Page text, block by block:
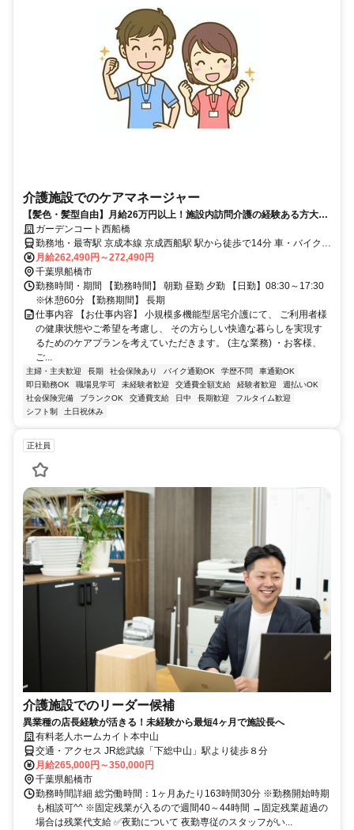
介護施設でのケアマネージャー
【髪色・髪型自由】月給26万円以上！施設内訪問介護の経験ある方大歓
迎！車通勤OK！交通費支給！
ガーデンコート西船橋
勤務地・最寄駅 京成本線 京成西船駅 駅から徒歩で14分 車・バイクで
の通勤OK！
月給262,490円～272,490円
千葉県船橋市
勤務時間・期間 【勤務時間】 朝勤 昼勤 夕勤 【日勤】08:30～17:30
※休憩60分 【勤務期間】 長期
仕事内容 【お仕事内容】 小規模多機能型居宅介護にて、 ご利用者様
の健康状態やご希望を考慮し、 その方らしい快適な暮らしを実現す
るためのケアプランを考えていただきます。 (主な業務) ・お客様、
ご...
主婦・主夫歓迎 長期 社会保険あり バイク通勤OK 学歴不問
車通勤OK
即日勤務OK
職場見学可 未経験者歓迎 交通費全額支給 経験者歓迎
週払いOK
社会保険完備
ブランクOK 交通費支給 日中 長期歓迎
フルタイム歓迎
シフト制
土日祝休み
正社員
介護施設でのリーダー候補
異業種の店長経験が活きる！未経験から最短4ヶ月で施設長へ
有料老人ホームカイト本中山
交通・アクセス JR総武線「下総中山」駅より徒歩８分
月給265,000円～350,000円
千葉県船橋市
勤務時間詳細 総労働時間：1ヶ月あたり163時間30分 ※勤務開始時期
も相談可^^ ※固定残業が入るので週間40～44時間 →固定残業超過の
場合は残業代支給 ✅夜勤について 夜勤専従のスタッフがい...